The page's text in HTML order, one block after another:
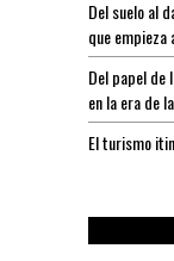
Del suelo al
que empieza
Del papel de
en la era de
El turismo